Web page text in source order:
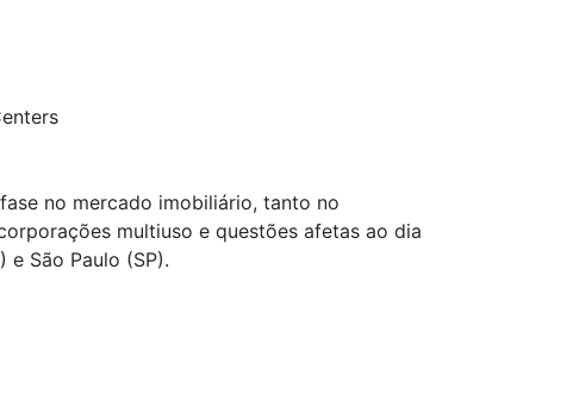
no mercado imobiliário, tanto no
multiuso e questões afetas ao dia
São Paulo (SP).